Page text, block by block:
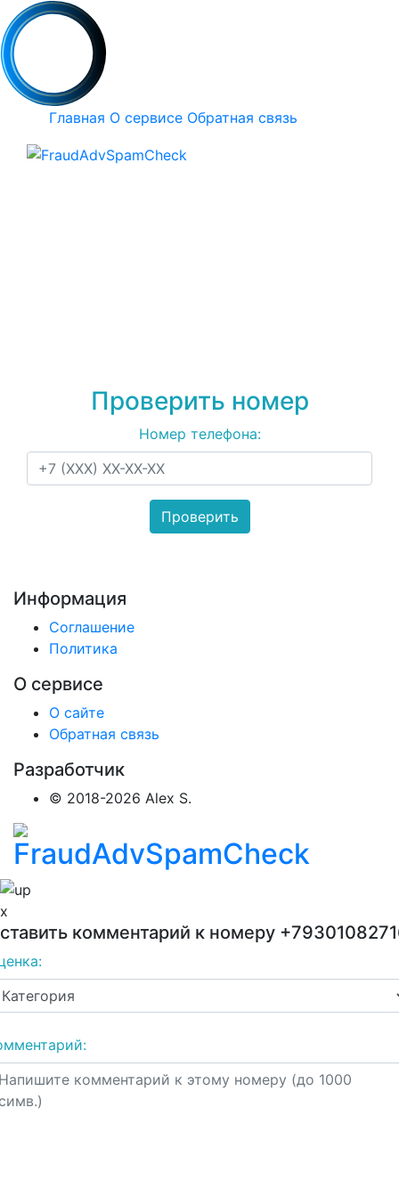
Главная О сервисе Обратная связь
Проверить номер
Номер телефона:
Информация
Соглашение
Политика
О сервисе
О сайте
Обратная связь
Разработчик
© 2018-2026 Alex S.
x
комментарий к номеру